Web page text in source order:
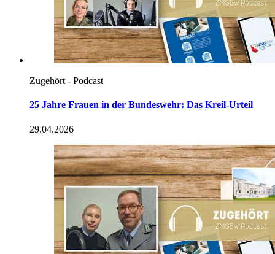
Zugehört - Podcast
25 Jahre Frauen in der Bundeswehr: Das Kreil-Urteil
29.04.2026